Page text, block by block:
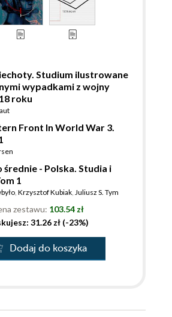
Studium ilustrowane
wypadkami z wojny
roku
Front In World War 3.
średnie - Polska. Studia i
1
, Krzysztof Kubiak, Juliusz S. Tym
zestawu: 103.54 zł
31.26 zł (-23%)
Dodaj do koszyka